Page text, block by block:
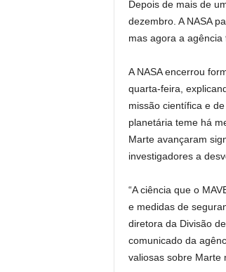
Depois de mais de
dezembro. A NASA
mas agora a agência
A NASA encerrou
quarta-feira,
missão científica e
planetária teme há
Marte avançaram
investigadores a
“A ciência que o
e medidas de
diretora da Divisão
comunicado da
valiosas sobre Marte